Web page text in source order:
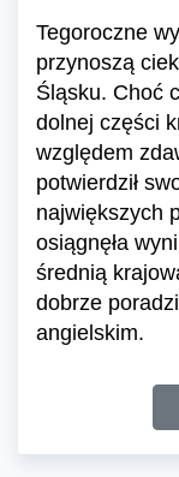
Tegoroczne
przynoszą
Śląsku. Choć
dolnej części
względem
potwierdził
największych
osiągnęła
średnią
dobrze
angielskim.